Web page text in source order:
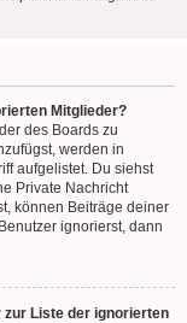
Mitglieder?
des Boards zu
werden in
aufgelistet. Du siehst
Private Nachricht
können Beiträge deiner
ignorierst, dann
zur Liste der ignorierten